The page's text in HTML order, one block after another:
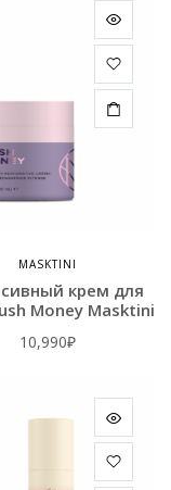
MASKTINI
крем для
Money Masktini
10,990₽